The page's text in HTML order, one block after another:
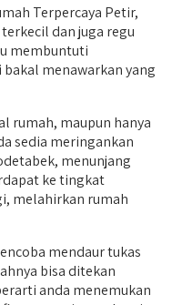
Terpercaya Petir,
dan juga regu
membuntuti
menawarkan yang
rumah, maupun hanya
sedia meringankan
menunjang
ke tingkat
melahirkan rumah
mendaur tukas
bisa ditekan
anda menemukan